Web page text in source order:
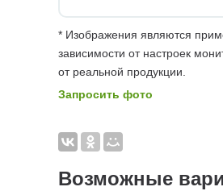
* Изображения являются
зависимости от настроек
от реальной продукции.
Запросить фото
Возможные